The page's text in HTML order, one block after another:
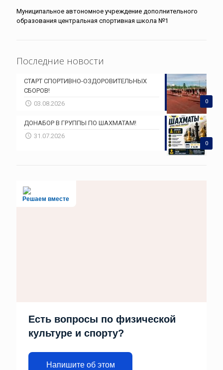
Муниципальное автономное учреждение дополнительного
образования центральная спортивная школа №1
Последние новости
0
СТАРТ СПОРТИВНО-ОЗДОРОВИТЕЛЬНЫХ
СБОРОВ!
03.08.2026
0
ДОНАБОР В ГРУППЫ ПО ШАХМАТАМ!
31.07.2026
Решаем вместе
Есть вопросы по физической
культуре и спорту?
Напишите об этом